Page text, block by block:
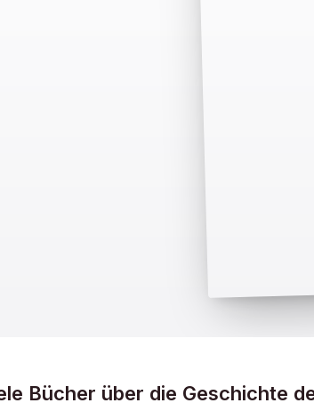
Bücher über die Geschichte